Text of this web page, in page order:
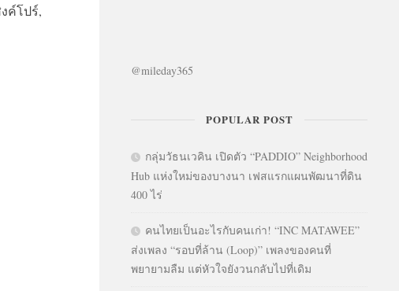
ค์โปร์,
@mileday365
POPULAR POST
กลุ่มวัธนเวคิน เปิดตัว “PADDIO” Neighborhood
Hub แห่งใหม่ของบางนา เฟสแรกแผนพัฒนาที่ดิน
400 ไร่
คนไทยเป็นอะไรกับคนเก่า! “INC MATAWEE”
ส่งเพลง “รอบที่ล้าน (Loop)” เพลงของคนที่
พยายามลืม แต่หัวใจยังวนกลับไปที่เดิม